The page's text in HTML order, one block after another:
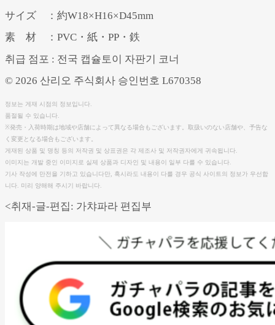
サイズ ：約W18×H16×D45mm
素 材 ：PVC・紙・PP・鉄
취급 점포 : 전국 캡슐토이 자판기 코너
© 2026 산리오 주식회사 승인번호 L670358
정보는 게재 시점의 정보입니다.
품절될 수 있습니다.
※発売・入荷時期は地域や店舗によって異なる場合もございます。取扱いのない店舗や、予告な
く変更となる場合もございます。
게재된 상품 및 명칭 등의 저작권 및 상표권은 각 제조사 및 저작권자에게 귀속됩니다.
이미지는 개발 중인 이미지로 실제 상품과 디자인 및 내용이 일부 다를 수 있습니다.
기사 작성에 만전을 기하고 있습니다만, 혹시라도 내용이 다를 경우 공식 사이트의 정보가 우선합
니다. 미리 양해해 주시기 바랍니다.
<취재-글-편집: 가챠파라 편집부